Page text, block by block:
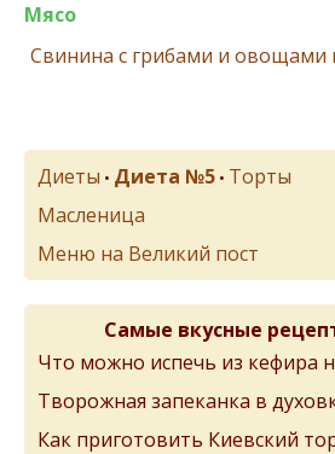
Мясо
Свинина с грибами и овощами
Диеты • Диета №5 • Торты
Масленица
Меню на Великий пост
Самые вкусные
Что можно испечь из кефира
Творожная запеканка в
Как приготовить Киевский